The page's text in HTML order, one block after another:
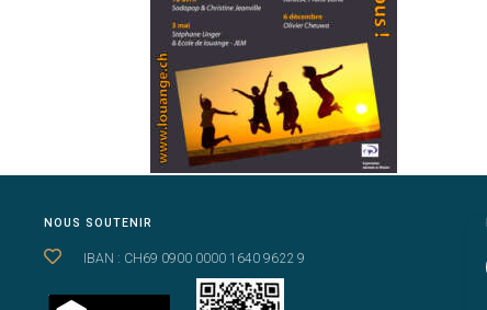
NOUS SOUTENIR
IBAN : CH69 0900 0000 1640 9622 9